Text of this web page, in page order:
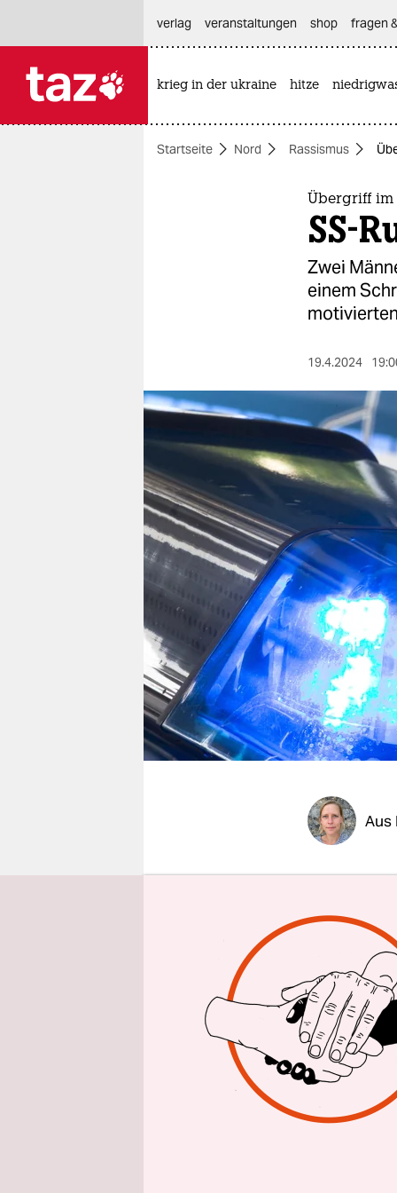
themen
berlin
nord
wahrheit
verlag
verlag
veranstaltungen
fragen & hilfe
unterstützen
abo
genossenschaft
verlag
veranstaltungen shop fragen
krieg in der ukraine hitze
Startseite Nord Rassismus
Übergriff im
SS-
Zwei
einem
19.4.2024
Aus
|
schwer
gibt es
hieß es
Donnerstag.
„Der
und dann
sein
Sprecher